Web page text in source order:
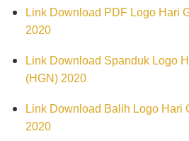
Link Download PDF Logo Hari
2020
Link Download Spanduk Logo
(HGN) 2020
Link Download Balih Logo Hari
2020